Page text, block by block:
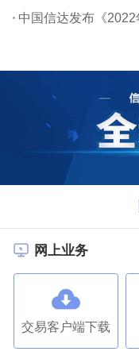
网上业务
交易客户端下载